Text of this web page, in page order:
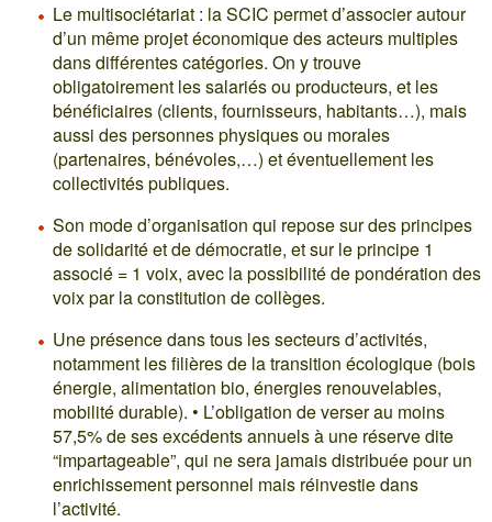
Le multisociétariat : la SCIC permet d’associer autour
d’un même projet économique des acteurs multiples
dans différentes catégories. On y trouve
obligatoirement les salariés ou producteurs, et les
bénéficiaires (clients, fournisseurs, habitants…), mais
aussi des personnes physiques ou morales
(partenaires, bénévoles,…) et éventuellement les
collectivités publiques.
Son mode d’organisation qui repose sur des principes
de solidarité et de démocratie, et sur le principe 1
associé = 1 voix, avec la possibilité de pondération des
voix par la constitution de collèges.
Une présence dans tous les secteurs d’activités,
notamment les filières de la transition écologique (bois
énergie, alimentation bio, énergies renouvelables,
mobilité durable). • L’obligation de verser au moins
57,5% de ses excédents annuels à une réserve dite
“impartageable”, qui ne sera jamais distribuée pour un
enrichissement personnel mais réinvestie dans
l’activité.